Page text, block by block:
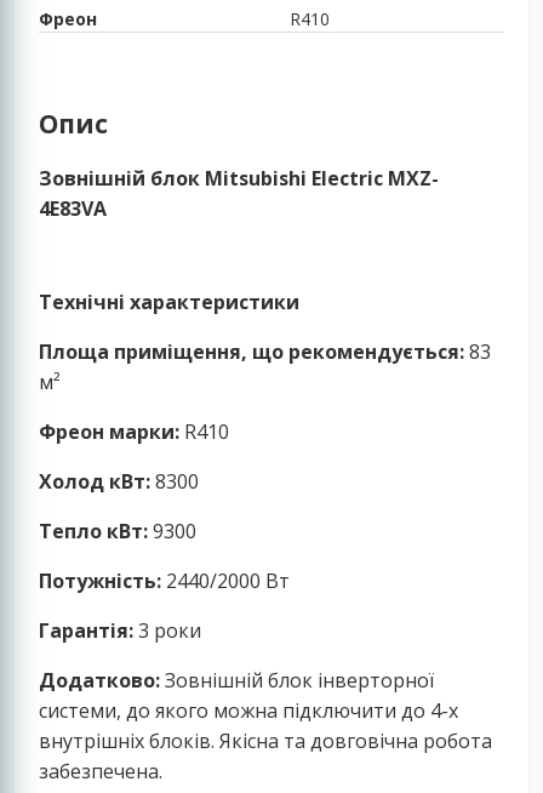
Фреон R410
Опис
Зовнішній блок Mitsubishi Electric MXZ-
4E83VA
Технічні характеристики
Площа приміщення, що рекомендується:83
м²
Фреон марки: R410
Холод кВт:8300
Тепло кВт:9300
Потужність: 2440/2000 Вт
Гарантія:3 роки
Додатково:Зовнішній блок інверторної
системи, до якого можна підключити до 4-х
внутрішніх блоків. Якісна та довговічна робота
забезпечена.